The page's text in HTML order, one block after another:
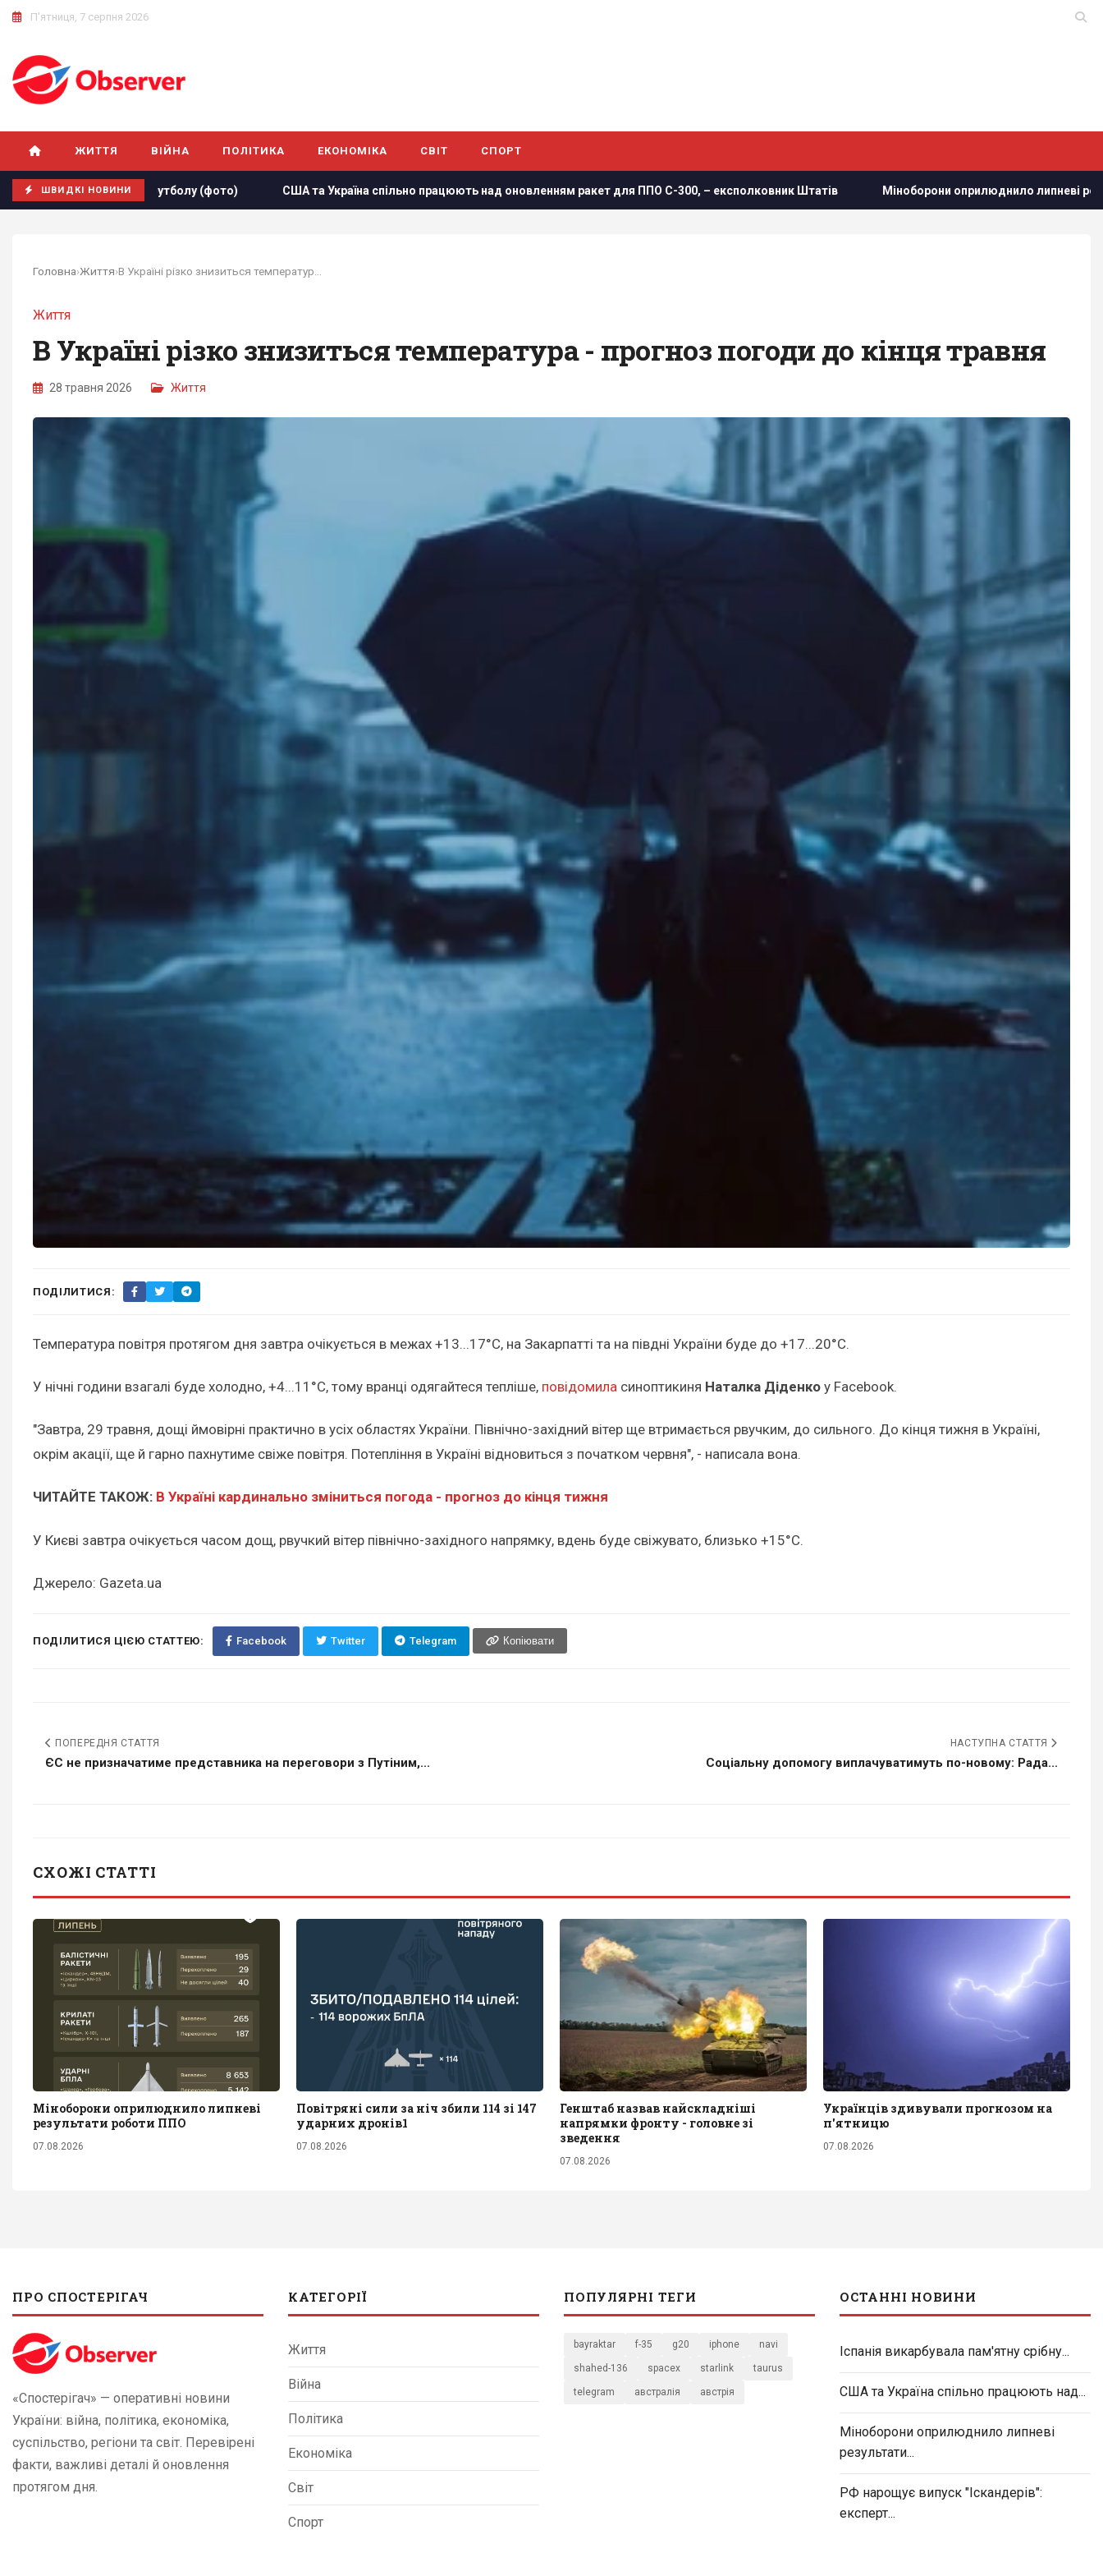
П'ятниця, 7 серпня 2026
ЖИТТЯ ВІЙНА ПОЛІТИКА ЕКОНОМІКА СВІТ СПОРТ
ШВИДКІ НОВИНИ
збірної з футболу (фото) США та Україна спільно працюють над оновленням ракет для ППО С-300, – експолковник Штатів Міноборони оприлюднило липневі результати
Головна›Життя›
Життя
В Україні різко знизиться температура - прогноз погоди до кінця травня
28 травня 2026 Життя
ПОДІЛИТИСЯ:
Температура повітря протягом дня завтра очікується в межах +13...17°С, на Закарпатті та на півдні України буде до +17...20°С.
У нічні години взагалі буде холодно, +4...11°С, тому вранці одягайтеся тепліше, повідомила синоптикиня Наталка Діденко у Facebook.
"Завтра, 29 травня, дощі ймовірні практично в усіх областях України. Північно-західний вітер ще втримається рвучким, до сильного. До кінця тижня в Україні,
окрім акації, ще й гарно пахнутиме свіже повітря. Потепління в Україні відновиться з початком червня", - написала вона.
ЧИТАЙТЕ ТАКОЖ: В Україні кардинально зміниться погода - прогноз до кінця тижня
У Києві завтра очікується часом дощ, рвучкий вітер північно-західного напрямку, вдень буде свіжувато, близько +15°С.
Джерело: Gazeta.ua
ПОДІЛИТИСЯ ЦІЄЮ СТАТТЕЮ: Facebook Twitter Telegram Копіювати
ПОПЕРЕДНЯ СТАТТЯ
ЄС не призначатиме представника на переговори з Путіним,...
НАСТУПНА СТАТТЯ
Соціальну допомогу виплачуватимуть по-новому: Рада...
СХОЖІ СТАТТІ
Міноборони оприлюднило липневі
результати роботи ППО
07.08.2026
Повітряні сили за ніч збили 114 зі 147
ударних дронів1
07.08.2026
Генштаб назвав найскладніші
напрямки фронту - головне зі
зведення
07.08.2026
Українців здивували прогнозом на
п'ятницю
07.08.2026
ПРО СПОСТЕРІГАЧ
«Спостерігач» — оперативні новини
України: війна, політика, економіка,
суспільство, регіони та світ. Перевірені
факти, важливі деталі й оновлення
протягом дня.
КАТЕГОРІЇ
Життя
Війна
Політика
Економіка
Світ
Спорт
ПОПУЛЯРНІ ТЕГИ
bayraktar f-35 g20 iphone navi
shahed-136 spacex starlink taurus
telegram австралія австрія
ОСТАННІ НОВИНИ
Іспанія викарбувала пам'ятну срібну...
США та Україна спільно працюють над...
Міноборони оприлюднило липневі
результати...
РФ нарощує випуск "Іскандерів":
експерт...